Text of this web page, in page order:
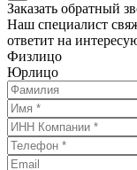
Заказать обратный
Наш специалист
ответит на
Физлицо
Юрлицо